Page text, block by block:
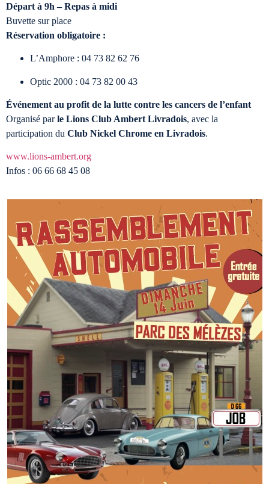
Départ à 9h – Repas à midi
Buvette sur place
Réservation obligatoire :
L’Amphore : 04 73 82 62 76
Optic 2000 : 04 73 82 00 43
Événement au profit de la lutte contre les cancers de l’enfant
Organisé parle Lions Club Ambert Livradois, avec la
participation du Club Nickel Chrome en Livradois.
www.lions-ambert.org
Infos : 06 66 68 45 08